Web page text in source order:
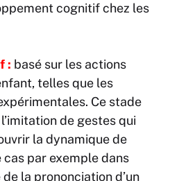
cognitif chez les
: basé sur les actions
telles que les
Ce stade
de gestes qui
la dynamique de
cas par exemple dans
la prononciation d’un